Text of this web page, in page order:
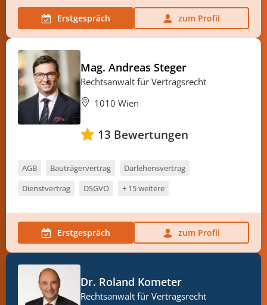
Erstgespräch zum Profil
Mag. Andreas Steger
Rechtsanwalt für Vertragsrecht
1010 Wien
13 Bewertungen
AGB Bauträgervertrag
Darlehensvertrag
Dienstvertrag
DSGVO + 15 weitere
Erstgespräch zum Profil
Dr. Roland Kometer
Rechtsanwalt für Vertragsrecht